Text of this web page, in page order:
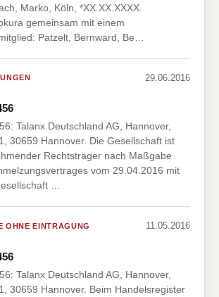
Marko, Köln, *XX.XX.XXXX.
gemeinsam mit einem
Patzelt, Bernward, Be…
29.06.2016
Talanx Deutschland AG, Hannover,
30659 Hannover. Die Gesellschaft ist
Rechtsträger nach Maßgabe
vom 29.04.2016 mit
…
OHNE EINTRAGUNG 11.05.2016
Talanx Deutschland AG, Hannover,
30659 Hannover. Beim Handelsregister